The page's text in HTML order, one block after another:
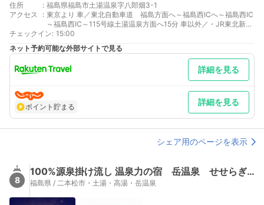
住所 : 福島県福島市土湯温泉字八郎畑3-1
アクセス
: 東京より 車／東北自動車道 福島方面へ～福島西ICへ～福島西IC
～福島西IC～115号線土湯温泉方面へ15分 車以外／・JR東北新幹
線 福島駅下車 バス45分 タクシー30分
仙台より 車／東北自動車道 福島方面へ～福島西ICへ～福島西
IC ～福島西IC～115号線土湯温泉方面へ15分 車以外／JR東北
新幹線 福島駅下車 バス45分 タクシー30分
チェックイン: 15:00
ネット予約可能な外部サイトで見る
詳細を見る
ポイント貯まる 詳細を見る
シェア用のページを表示
8
100%源泉掛け流し 温泉力の宿 岳温泉 せせらぎ荘
福島県 / 二本松市・土湯・高湯・岳温泉